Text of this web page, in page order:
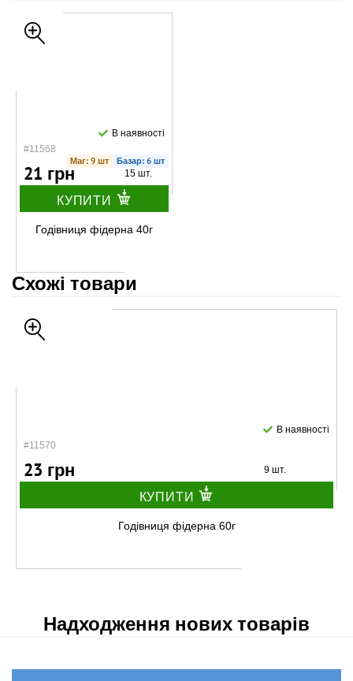
#11568
В наявності
Маг: 9 шт Базар: 6 шт
21 грн 15 шт.
КУПИТИ
Годівниця фідерна 40г
Схожі товари
#11570
В наявності
23 грн 9 шт.
КУПИТИ
Годівниця фідерна 60г
Надходження нових товарів